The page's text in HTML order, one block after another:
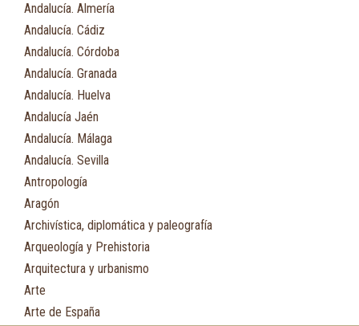
Andalucía. Almería
Andalucía. Cádiz
Andalucía. Córdoba
Andalucía. Granada
Andalucía. Huelva
Andalucía Jaén
Andalucía. Málaga
Andalucía. Sevilla
Antropología
Aragón
Archivística, diplomática y paleografía
Arqueología y Prehistoria
Arquitectura y urbanismo
Arte
Arte de España